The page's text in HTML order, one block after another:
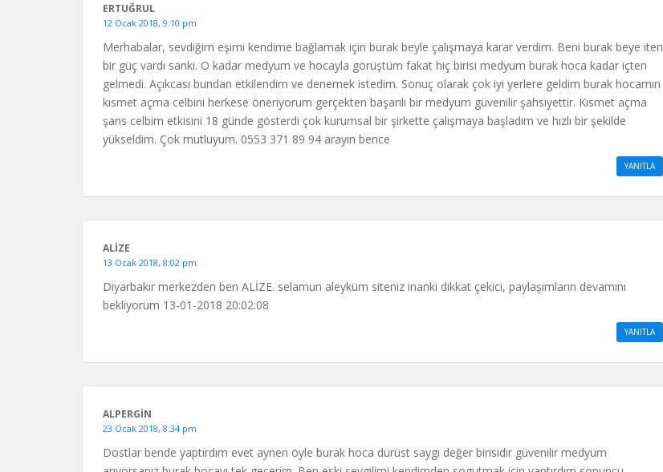
ERTUĞRUL
12 Ocak 2018, 9:10 pm
Merhabalar, sevdiğim eşimi kendime bağlamak için burak beyle çalışmaya karar verdim. Beni burak beye iten
bir güç vardı sanki. O kadar medyum ve hocayla görüştüm fakat hiç birisi medyum burak hoca kadar içten
gelmedi. Açıkcası bundan etkilendim ve denemek istedim. Sonuç olarak çok iyi yerlere geldim burak hocamın
kısmet açma celbini herkese öneriyorum gerçekten başarılı bir medyum güvenilir şahsiyettir. Kısmet açma
şans celbim etkisini 18 günde gösterdi çok kurumsal bir şirkette çalışmaya başladım ve hızlı bir şekilde
yükseldim. Çok mutluyum. 0553 371 89 94 arayın bence
YANITLA
ALİZE
13 Ocak 2018, 8:02 pm
Diyarbakır merkezden ben ALİZE. selamun aleyküm siteniz inanki dikkat çekici, paylaşımların devamını
bekliyorum 13-01-2018 20:02:08
YANITLA
ALPERGİN
23 Ocak 2018, 8:34 pm
Dostlar bende yaptırdım evet aynen öyle burak hoca dürüst saygı değer birisidir güvenilir medyum